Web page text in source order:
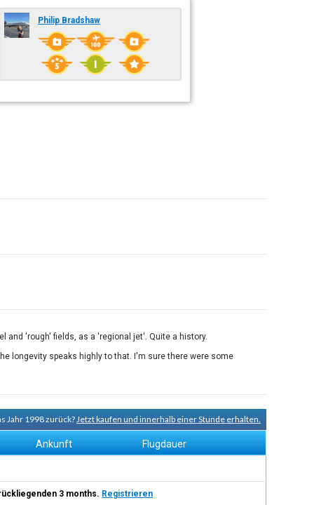
Philip Bradshaw
and 'rough' fields, as a 'regional jet'. Quite a history.
longevity speaks highly to that. I'm sure there were some
Jahr 1998 zurück?Jetzt kaufen und innerhalb einer Stunde erhalten.
Ankunft Flugdauer
3 months. Registrieren